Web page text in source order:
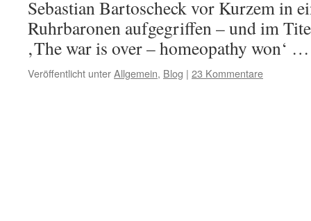
Sebastian Bartoscheck vor Kurzem in
Ruhrbaronen aufgegriffen – und im
‚The war is over – homeopathy won‘
Veröffentlicht unterAllgemein, Blog | 23 Kommentare